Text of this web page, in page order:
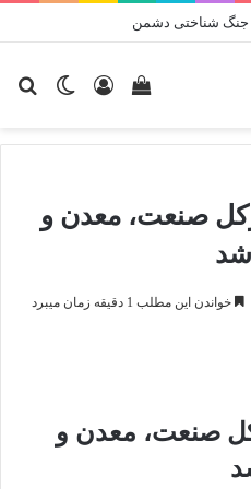
خبرنگار
تغییر
ورود
دیدن
خرید
صنعت، معدن و
شد
خواندن این مطلب 1 دقیقه زمان میبرد
صنعت، معدن و